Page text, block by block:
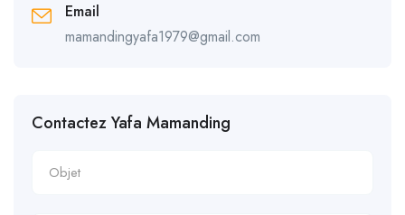
Email
mamandingyafa1979@gmail.com
Contactez Yafa Mamanding